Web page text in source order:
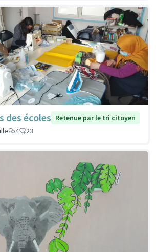
des écoles Retenue par le tri citoyen
4 23